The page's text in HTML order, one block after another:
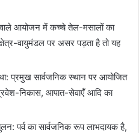
वाले आयोजन में कच्चे तेल-मसालों का
वायुमंडल पर असर पड़ता है तो यह
प्रमुख सार्वजनिक स्थान पर आयोजित
निकास, आपात-सेवाएँ आदि का
पर्व का सार्वजनिक रूप लाभदायक है,